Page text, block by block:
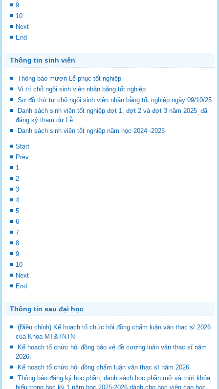
9
10
Next
End
Thông tin sinh viên
Thông báo mượn Lễ phục tốt nghiệp
Vị trí chỗ ngồi sinh viên nhận bằng tốt nghiệp
Sơ đồ thứ tự chổ ngồi sinh viên nhận bằng tốt nghiệp ngày 09/10/25
Danh sách sinh viên tốt nghiệp đợt 1, đợt 2 và đợt 3 năm 2025_đã
đăng ký tham dự Lễ
Danh sách sinh viên tốt nghiệp năm học 2024 -2025
Start
Prev
1
2
3
4
5
6
7
8
9
10
Next
End
Thông tin sau đại học
(Điều chỉnh) Kế hoạch tổ chức hội đồng chấm luận văn thạc sĩ 2026
của Khoa MT&TNTN
Kế hoạch tổ chức hội đồng bảo vệ đề cương luận văn thạc sĩ năm
2026.
Kế hoạch tổ chức hội đồng chấm luận văn thạc sĩ năm 2026
Thông báo đăng ký học phần, danh sách học phần mở và thời khóa
biểu trong học kỳ 1 năm học 2025-2026 dành cho học viên cao học